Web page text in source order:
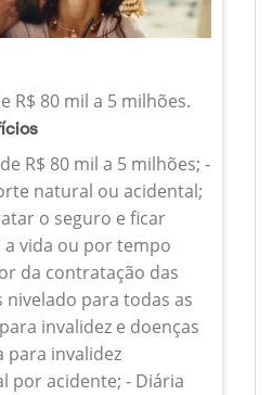
R$ 80 mil a 5 milhões.
R$ 80 mil a 5 milhões; -
natural ou acidental;
o seguro e ficar
vida ou por tempo
da contratação das
para todas as
invalidez e doenças
para invalidez
por acidente; - Diária